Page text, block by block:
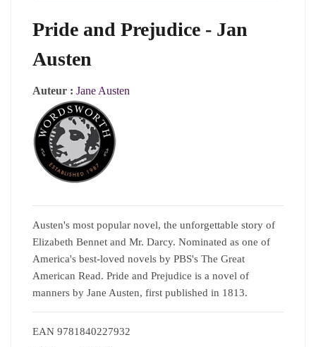
Pride and Prejudice - Jan
Austen
Auteur : Jane Austen
Austen's most popular novel, the unforgettable story of
Elizabeth Bennet and Mr. Darcy. Nominated as one of
America's best-loved novels by PBS's The Great
American Read. Pride and Prejudice is a novel of
manners by Jane Austen, first published in 1813.
EAN 9781840227932